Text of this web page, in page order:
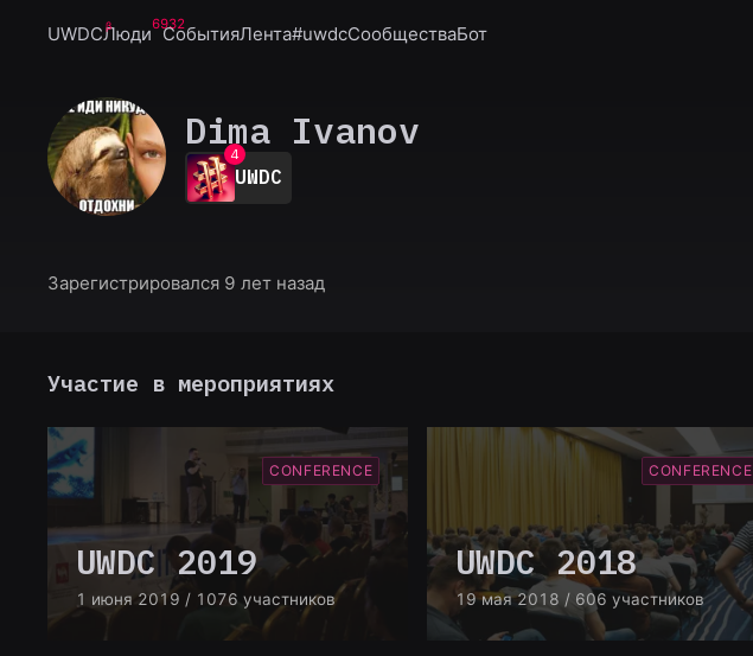
UWDCЛюди6932
СобытияЛента#uwdcСообществаБот
Dima Ivanov
3
4
5
6
UWDC
Зарегистрировался 9 лет назад
Участие в мероприятиях
CONFERENCE
UWDC 2019
1 июня 2019 / 1076 участников
CONFERENCE
UWDC 2018
19 мая 2018 / 606 участников